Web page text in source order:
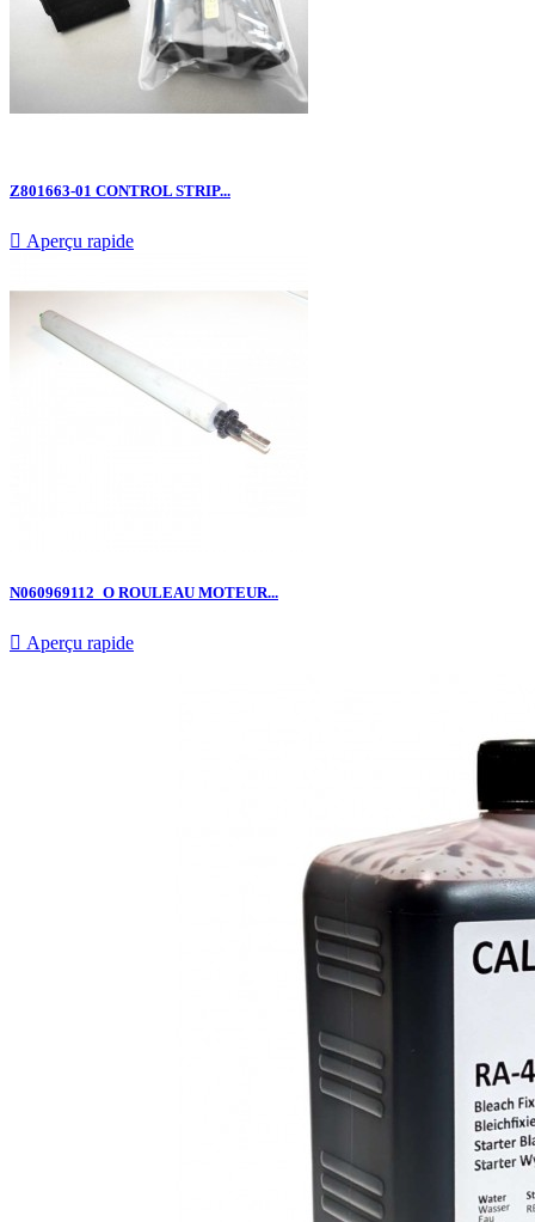
Z801663-01 CONTROL STRIP...
 Aperçu rapide
N060969112_O ROULEAU MOTEUR...
 Aperçu rapide